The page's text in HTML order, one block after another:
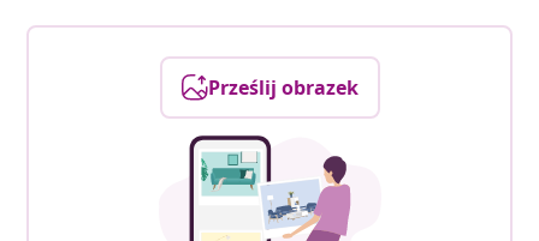
Prześlij obrazek